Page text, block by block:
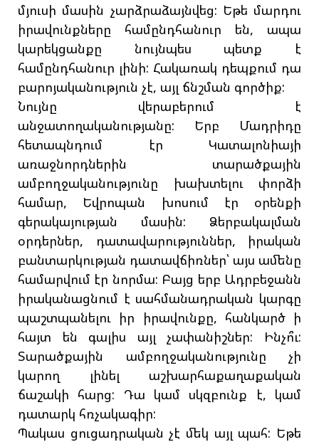
մյուսի մասին չարձրաձայնվեց: Եթե մարդու
իրավունքները համընդհանուր են, ապա
կարեկցանքը նույնպես պետք է
համընդհանուր լինի: Հակառակ դեպքում դա
բարոյականություն չէ, այլ ճնշման գործիք:
Նույնը վերաբերում է
անջատողականությանը: Երբ Մադրիդը
հետապնդում էր Կատալոնիայի
առաջնորդներին տարածքային
ամբողջականությունը խախտելու փորձի
համար, Եվրոպան խոսում էր օրենքի
գերակայության մասին: Ձերբակալման
օրդերներ, դատավարություններ, իրական
բանտարկության դատավճիռներ՝ այս ամենը
համարվում էր նորմա: Բայց երբ Ադրբեջանն
իրականացնում է սահմանադրական կարգը
պաշտպանելու իր իրավունքը, հանկարծ ի
հայտ են գալիս այլ չափանիշներ: Ինչո՞ւ:
Տարածքային ամբողջականությունը չի
կարող լինել աշխարհաքաղաքական
ճաշակի հարց: Դա կամ սկզբունք է, կամ
դատարկ հռչակագիր:
Պակաս ցուցադրական չէ մեկ այլ պահ: Եթե